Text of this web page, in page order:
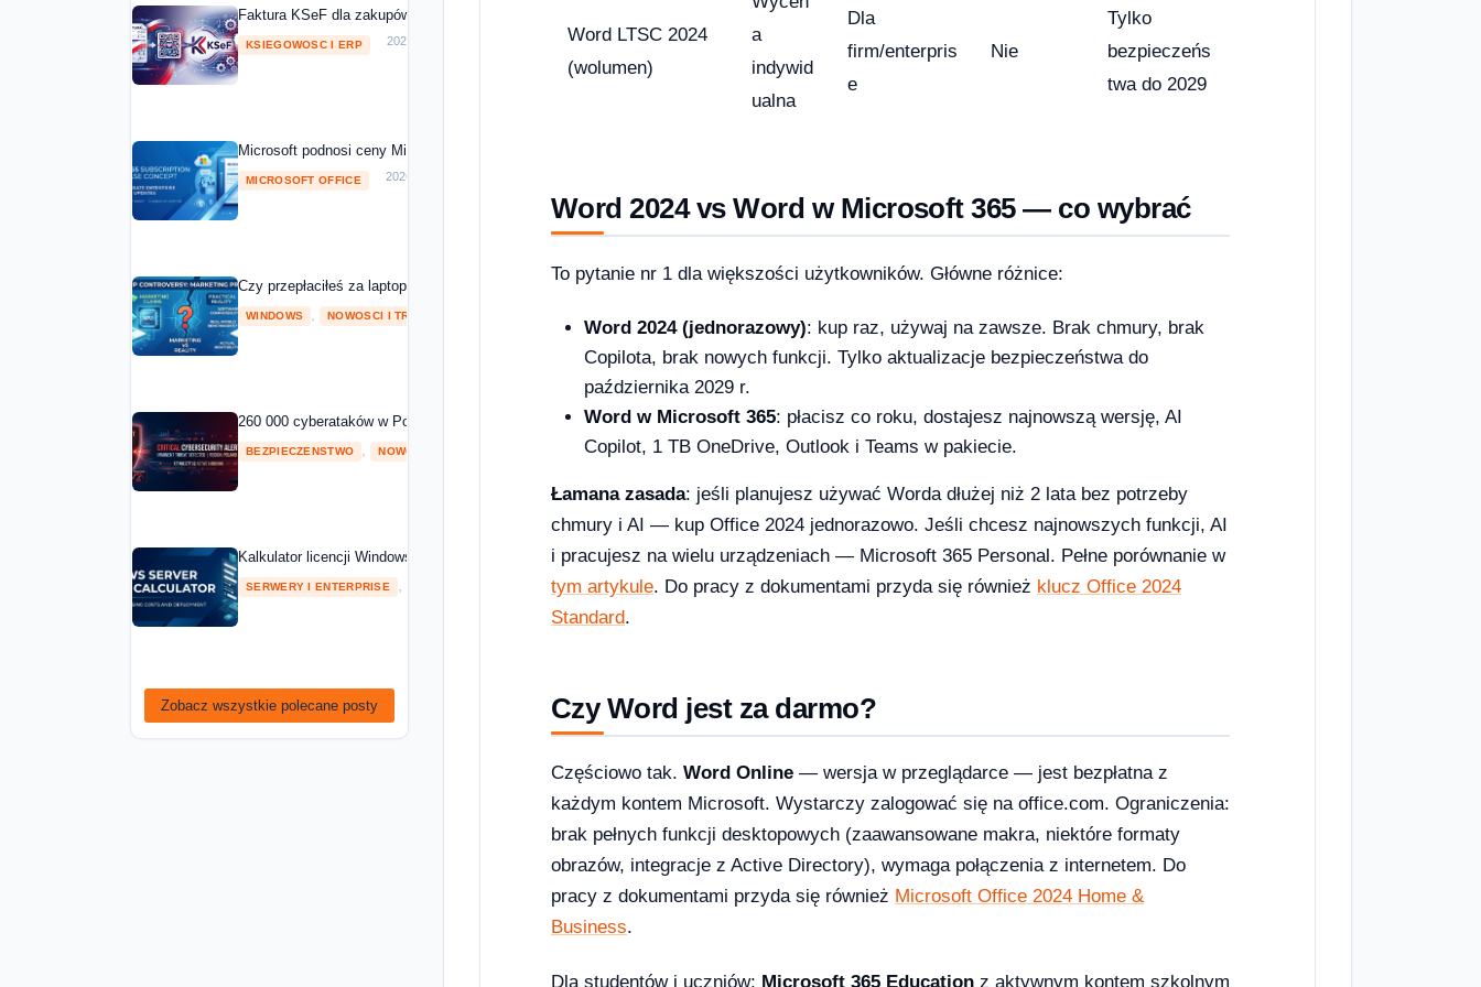
Faktura KSeF dla zakupów Microsoft 2026 — co musi wiedzieć dział IT i księgowość
KSIEGOWOSC I ERP 2026-05-01
Microsoft podnosi ceny Microsoft 365 o 13-33% od lipca 2026 — co to oznacza dla Twojej firmy?
MICROSOFT OFFICE 2026-04-08
Czy przepłaciłeś za laptopa z NPU? Microsoft zmienił reguły — producenci i użytkownicy na lodzie
WINDOWS NOWOSCI I TRENDY
260 000 cyberataków w Polsce w 2025 roku — a 71% małych firm wciąż twierdzi, że to ich nie dotyczy
BEZPIECZENSTWO NOWOSCI I TRENDY
Kalkulator licencji Windows Server — oblicz ile potrzebujesz [2026]
SERWERY I ENTERPRISE 2026-04-03
Zobacz wszystkie polecane posty
Word LTSC 2024
(wolumen)
a
indywid
ualna
Dla
firm/enterpris
e
Nie
Tylko
bezpieczeńs
twa do 2029
Word 2024 vs Word w Microsoft 365 — co wybrać
To pytanie nr 1 dla większości użytkowników. Główne różnice:
Word 2024 (jednorazowy): kup raz, używaj na zawsze. Brak chmury, brak
Copilota, brak nowych funkcji. Tylko aktualizacje bezpieczeństwa do
października 2029 r.
Word w Microsoft 365: płacisz co roku, dostajesz najnowszą wersję, AI
Copilot, 1 TB OneDrive, Outlook i Teams w pakiecie.
Łamana zasada: jeśli planujesz używać Worda dłużej niż 2 lata bez potrzeby
chmury i AI — kup Office 2024 jednorazowo. Jeśli chcesz najnowszych funkcji, AI
i pracujesz na wielu urządzeniach — Microsoft 365 Personal. Pełne porównanie w
tym artykule. Do pracy z dokumentami przyda się również klucz Office 2024
Standard.
Czy Word jest za darmo?
Częściowo tak. Word Online — wersja w przeglądarce — jest bezpłatna z
każdym kontem Microsoft. Wystarczy zalogować się na office.com. Ograniczenia:
brak pełnych funkcji desktopowych (zaawansowane makra, niektóre formaty
obrazów, integracje z Active Directory), wymaga połączenia z internetem. Do
pracy z dokumentami przyda się również Microsoft Office 2024 Home &
Business.
Dla studentów i uczniów: Microsoft 365 Education z aktywnym kontem szkolnym